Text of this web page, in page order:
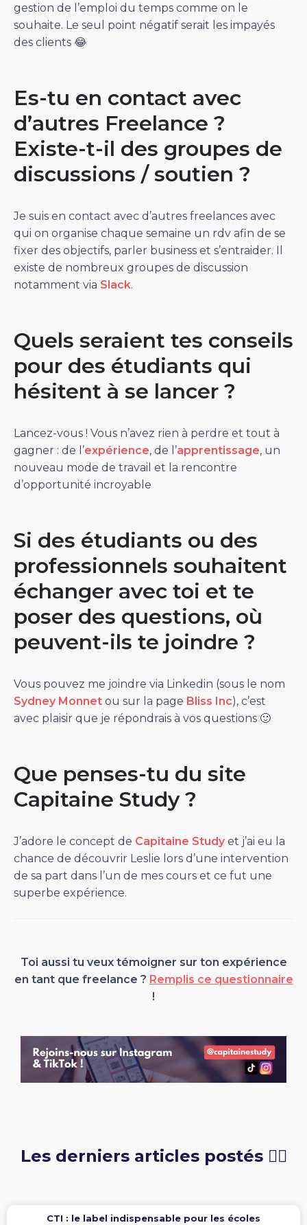
gestion de l’emploi du temps comme on le
souhaite. Le seul point négatif serait les impayés
des clients 😂
Es-tu en contact avec
d’autres Freelance ?
Existe-t-il des groupes de
discussions / soutien ?
Je suis en contact avec d’autres freelances avec
qui on organise chaque semaine un rdv afin de se
fixer des objectifs, parler business et s’entraider. Il
existe de nombreux groupes de discussion
notamment via Slack.
Quels seraient tes conseils
pour des étudiants qui
hésitent à se lancer ?
Lancez-vous ! Vous n’avez rien à perdre et tout à
gagner : de l’expérience, de l’apprentissage, un
nouveau mode de travail et la rencontre
d’opportunité incroyable
Si des étudiants ou des
professionnels souhaitent
échanger avec toi et te
poser des questions, où
peuvent-ils te joindre ?
Vous pouvez me joindre via Linkedin (sous le nom
Sydney Monnet ou sur la page Bliss Inc), c’est
avec plaisir que je répondrais à vos questions 🙂
Que penses-tu du site
Capitaine Study ?
J’adore le concept de Capitaine Study et j’ai eu la
chance de découvrir Leslie lors d’une intervention
de sa part dans l’un de mes cours et ce fut une
superbe expérience.
Toi aussi tu veux témoigner sur ton expérience
en tant que freelance ? Remplis ce questionnaire
!
Les derniers articles postés 👇🏻
CTI : le label indispensable pour les écoles